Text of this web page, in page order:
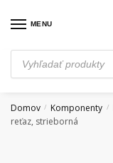
MENU
Products
search
Domov / Komponenty /
reťaz, strieborná